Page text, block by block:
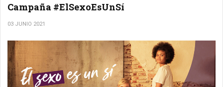
Campaña #ElSexoEsUnSí
03 JUNIO 2021